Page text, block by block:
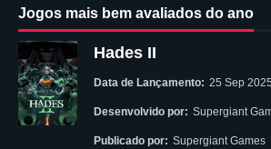
Jogos mais bem avaliados do ano
Hades II
Data de Lançamento: 25 Sep 2025
Desenvolvido por: Supergiant
Publicado por: Supergiant Games